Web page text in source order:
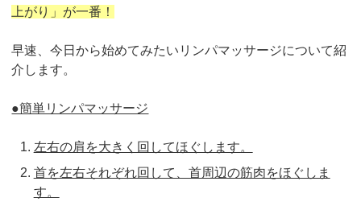
上がり」が一番！
早速、今日から始めてみたいリンパマッサージについて紹
介します。
●簡単リンパマッサージ
左右の肩を大きく回してほぐします。
首を左右それぞれ回して、首周辺の筋肉をほぐしま
す。